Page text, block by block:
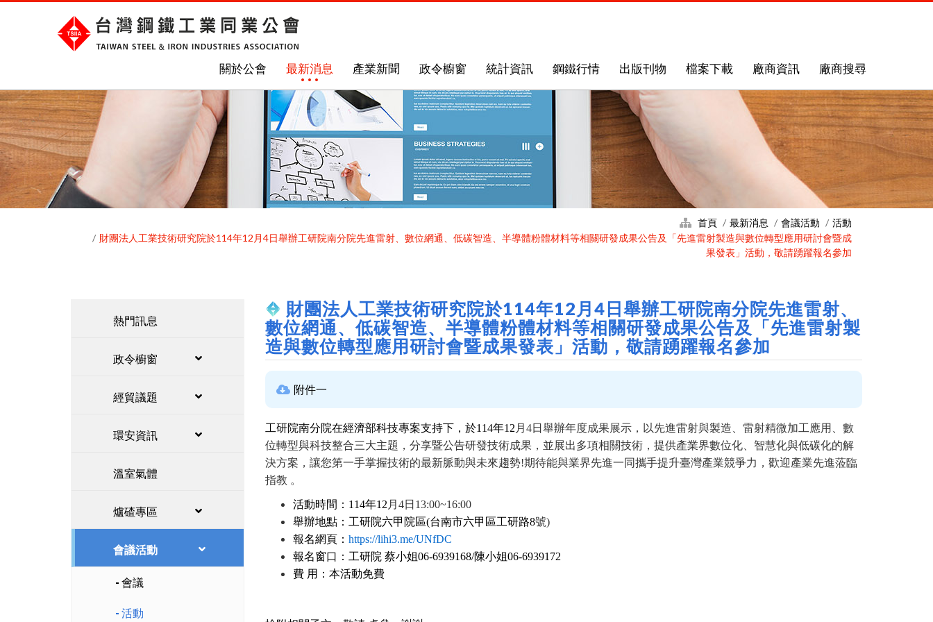
關於公會 最新消息 產業新聞 政令櫥窗 統計資訊 鋼鐵行情 出版刊物 檔案下載 廠商資訊 廠商搜尋
首頁 最新消息 會議活動
活動
財團法人工業技術研究院於114年12月4日舉辦工研院南分院先進雷射、數位網通、低碳智造、半導體粉體材料等相關研發成果公告及「先進雷射製造與數位轉型應用研討會暨成
果發表」活動，敬請踴躍報名參加
熱門訊息
政令櫥窗
經貿議題
環安資訊
溫室氣體
爐碴專區
會議活動
會議
活動
財團法人工業技術研究院於114年12月4日舉辦工研院南分院先進雷射、
數位網通、低碳智造、半導體粉體材料等相關研發成果公告及「先進雷射製
造與數位轉型應用研討會暨成果發表」活動，敬請踴躍報名參加
附件一
工研院南分院在經濟部科技專案支持下，於114年12 月4日舉辦年度成果展示，以先進雷射與製造、雷射精微加工應用、數
位轉型與科技整合三大主題，分享暨公告研發技術成果，並展出多項相關技術，提供產業界數位化、智慧化與低碳化的解
決方案，讓您第一手掌握技術的最新脈動與未來趨勢!期待能與業界先進一同攜手提升臺灣產業競爭力，歡迎產業先進蒞臨
指教 。
活動時間：114年12 月4日13:00~16:00
舉辦地點：工研院六甲院區(台南市六甲區工研路8號)
報名網頁： https://lihi3.me/UNfDC
報名窗口：工研院 蔡小姐06-6939168/陳小姐06-6939172
費 用：本活動免費